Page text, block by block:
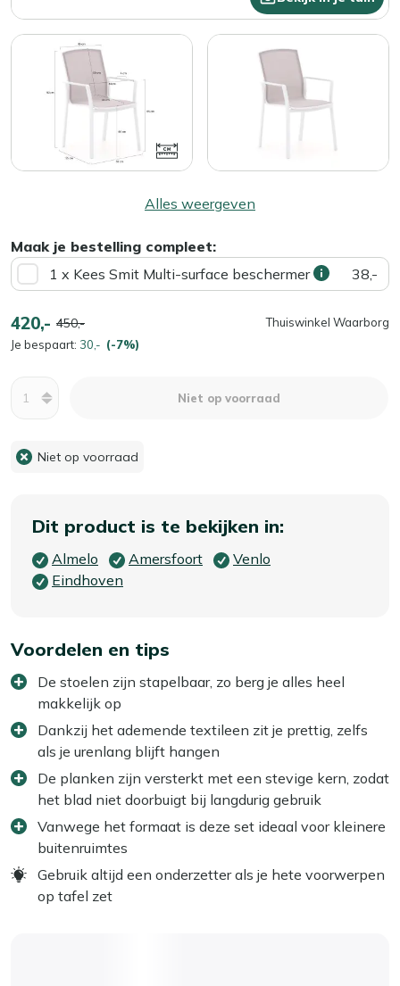
Alles weergeven
Maak je bestelling compleet:
1 x Kees Smit Multi-surface beschermer
38,-
420,- 450,-
Je bespaart: 30,- (-7%)
Thuiswinkel Waarborg
Niet op voorraad
Niet op voorraad
Dit product is te bekijken in:
Almelo Amersfoort
Venlo
Eindhoven
Voordelen en tips
De stoelen zijn stapelbaar, zo berg je alles heel
makkelijk op
Dankzij het ademende textileen zit je prettig, zelfs
als je urenlang blijft hangen
De planken zijn versterkt met een stevige kern, zodat
het blad niet doorbuigt bij langdurig gebruik
Vanwege het formaat is deze set ideaal voor kleinere
buitenruimtes
Gebruik altijd een onderzetter als je hete voorwerpen
op tafel zet